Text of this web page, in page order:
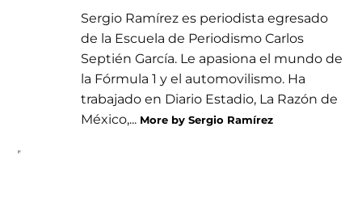
Sergio Ramírez es periodista egresado
de la Escuela de Periodismo Carlos
Septién García. Le apasiona el mundo de
la Fórmula 1 y el automovilismo. Ha
trabajado en Diario Estadio, La Razón de
México,... More by Sergio Ramírez